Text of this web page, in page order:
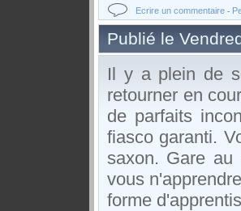
Ecrire un commentaire -
Publié le
Il y a plein de
retourner en
de parfaits
fiasco garanti.
saxon. Gare au
vous
forme